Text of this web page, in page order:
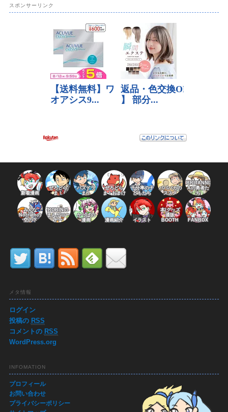
スポンサーリンク
新着漫画
ぜろどら
ま！
パズドラ
ま！
ぜろどら
ま！おまけ
千分率の子
どもたち
パパバカの
ススメ
BRITANNI
Aの勇者た
ち
みんな
Norrathの
空の下
ROBINの
まんがコー
ナー
かっぱの
漫画
漫画紹介 イラスト
本/グッズ
通販
BOOTH
FANBOX
メタ情報
ログイン
投稿の RSS
コメントの RSS
WordPress.org
INFOMATION
プロフィール
お問い合わせ
プライバシーポリシー